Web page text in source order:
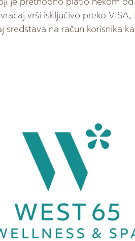
vrši isključivo preko
na račun korisnika